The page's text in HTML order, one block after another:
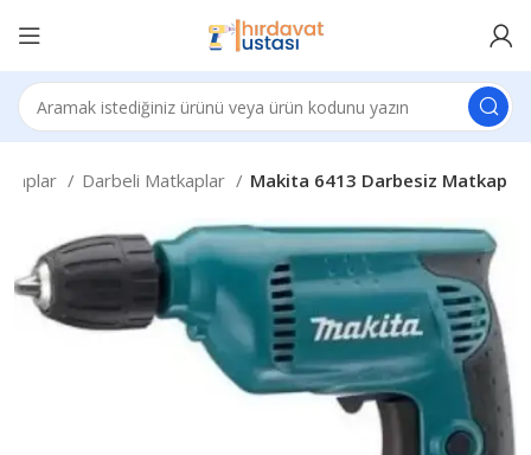
Darbeli Matkaplar Makita 6413 Darbesiz Matkap